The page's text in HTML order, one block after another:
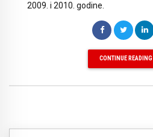
2009. i 2010. godine.
CONTINUE READING